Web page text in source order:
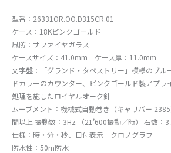
型番：26331OR.OO.D315CR.01
ケース：18Kピンクゴールド
風防：サファイヤガラス
ケースサイズ：41.0mm ケース厚：11.0mm
文字盤：「グランド・タペストリー」模様のブル
ドカラーのカウンター、ピンクゴールド製アプ
処理を施したロイヤルオーク針
ムーブメント：機械式自動巻き（キャリバー
間以上 振動数：3Hz （21’600振動／時） 石数：
仕様：時・分・秒、日付表示 クロノグラフ
防水性：50m防水